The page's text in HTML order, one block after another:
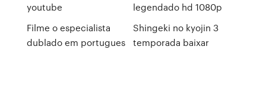
youtube
Filme o especialista
dublado em portugues
legendado hd 1080p
Shingeki no kyojin 3
temporada baixar